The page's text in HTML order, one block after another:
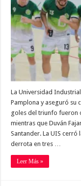
La Universidad
Pamplona y aseguró su
goles del triunfo fueron
mientras que Duván
Santander. La UIS
derrota en tres …
Leer Más »